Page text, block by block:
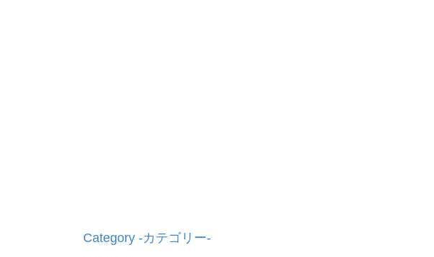
Category -カテゴリー-